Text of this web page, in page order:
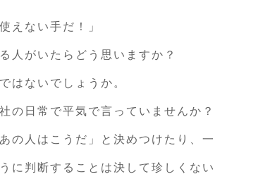
えない手だ！」
人がいたらどう思いますか？
はないでしょうか。
の日常で平気で言っていませんか？
の人はこうだ」と決めつけたり、一
に判断することは決して珍しくない